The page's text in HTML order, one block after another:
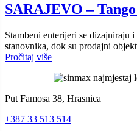
SARAJEVO –
Stambeni enterijeri se dizajniraju
stanovnika, dok su prodajni
Pročitaj više
Put Famosa 38, Hrasnica
+387 33 513 514